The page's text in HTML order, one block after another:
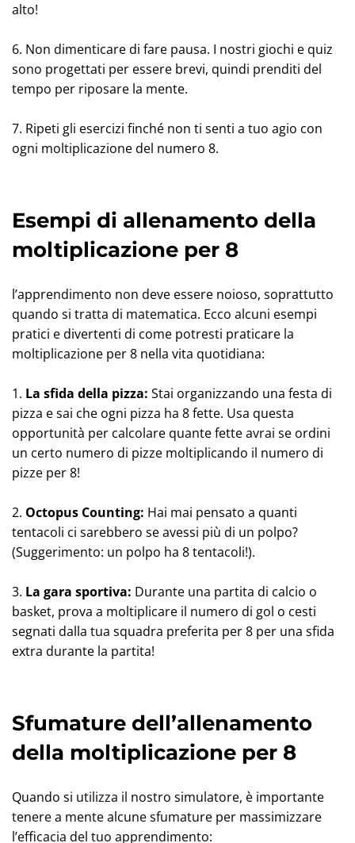
alto!
6. Non dimenticare di fare pausa. I nostri giochi e quiz
sono progettati per essere brevi, quindi prenditi del
tempo per riposare la mente.
7. Ripeti gli esercizi finché non ti senti a tuo agio con
ogni moltiplicazione del numero 8.
Esempi di allenamento della
moltiplicazione per 8
l’apprendimento non deve essere noioso, soprattutto
quando si tratta di matematica. Ecco alcuni esempi
pratici e divertenti di come potresti praticare la
moltiplicazione per 8 nella vita quotidiana:
1. La sfida della pizza: Stai organizzando una festa di
pizza e sai che ogni pizza ha 8 fette. Usa questa
opportunità per calcolare quante fette avrai se ordini
un certo numero di pizze moltiplicando il numero di
pizze per 8!
2. Octopus Counting: Hai mai pensato a quanti
tentacoli ci sarebbero se avessi più di un polpo?
(Suggerimento: un polpo ha 8 tentacoli!).
3. La gara sportiva: Durante una partita di calcio o
basket, prova a moltiplicare il numero di gol o cesti
segnati dalla tua squadra preferita per 8 per una sfida
extra durante la partita!
Sfumature dell’allenamento
della moltiplicazione per 8
Quando si utilizza il nostro simulatore, è importante
tenere a mente alcune sfumature per massimizzare
l’efficacia del tuo apprendimento: